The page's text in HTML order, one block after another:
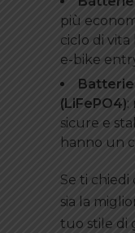
più
ciclo di vita
e-bike
(LiFePO4):
sicure e
hanno un
Se ti
sia la
tuo stile di